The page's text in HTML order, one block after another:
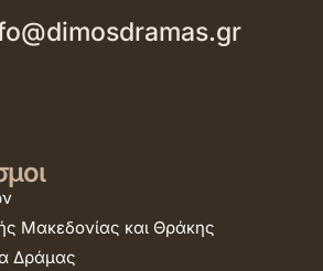
Μακεδονίας και Θράκης
Δράμας